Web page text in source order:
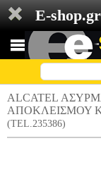
E-
ALCATEL
ΑΠΟΚΛΕΙΣΜΟΥ
(TEL.235386)